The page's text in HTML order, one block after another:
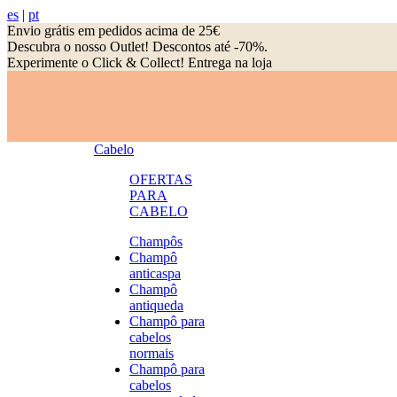
es | pt
Envio grátis em pedidos acima de 25€
Descubra o nosso Outlet! Descontos até -70%.
Experimente o Click & Collect! Entrega na loja
Cabelo
OFERTAS
PARA
CABELO
Champôs
Champô
anticaspa
Champô
antiqueda
Champô para
cabelos
normais
Champô para
cabelos